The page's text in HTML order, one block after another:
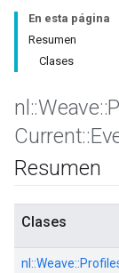
En esta página
Resumen
Clases
nl ::Weave::
Current::
Resumen
Clases
nl::Weave::